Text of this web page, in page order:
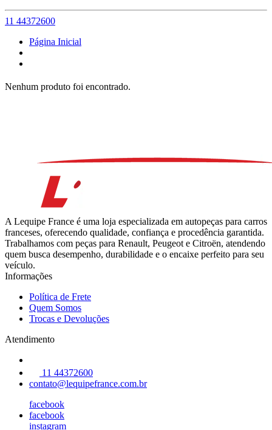
11 44372600
Página Inicial
Nenhum produto foi encontrado.
A Lequipe France é uma loja especializada em autopeças para carros
franceses, oferecendo qualidade, confiança e procedência garantida.
Trabalhamos com peças para Renault, Peugeot e Citroën, atendendo
quem busca desempenho, durabilidade e o encaixe perfeito para seu
veículo.
Informações
Política de Frete
Quem Somos
Trocas e Devoluções
Atendimento
11 44372600
contato@lequipefrance.com.br
facebook
facebook
instagram